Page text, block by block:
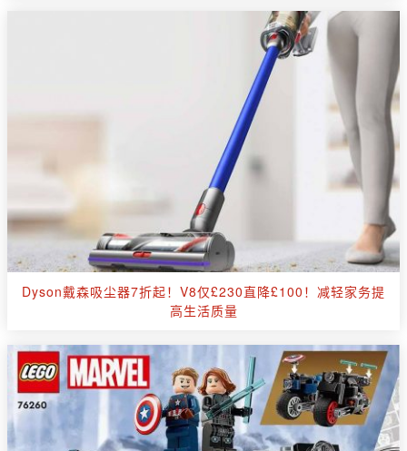
Dyson戴森吸尘器7折起！V8仅£230直降£100！减轻家务提
高生活质量